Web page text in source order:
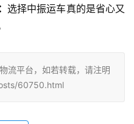
选择中振运车真的是省心又
流平台，如若转载，请注明
60750.html